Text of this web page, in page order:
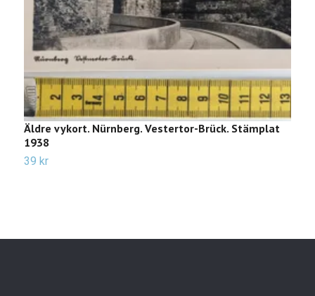
Äldre vykort. Nürnberg. Vestertor-Brück. Stämplat
1938
39 kr